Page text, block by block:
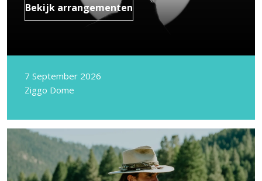
Bekijk arrangementen
7 September 2026
Ziggo Dome